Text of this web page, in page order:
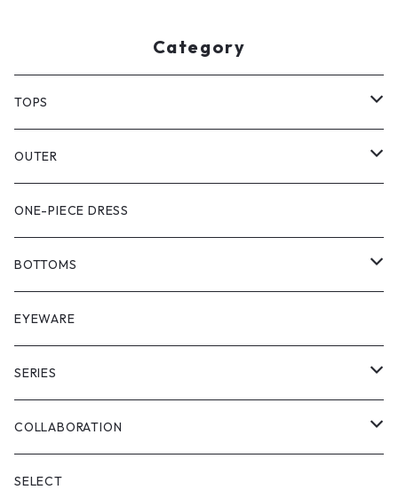
Category
TOPS
PULL OVER
SHIRT
VEST
OUTER
VEST
JACKET
COAT
PULL OVER
ONE-PIECE DRESS
BOTTOMS
SHORT LENGS
FULL LENGS
SKIRT
EYEWARE
SERIES
"matoi"
"enkan"
"tsunagi"
COLLABORATION
RADIO EVA
SELECT